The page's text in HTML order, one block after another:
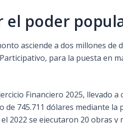
el poder
asciende a dos millones de
para la puesta en
Financiero 2025, llevado a
745.711 dólares mediante
2022 se ejecutaron 20 obras y